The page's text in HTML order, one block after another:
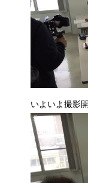
いよいよ撮影